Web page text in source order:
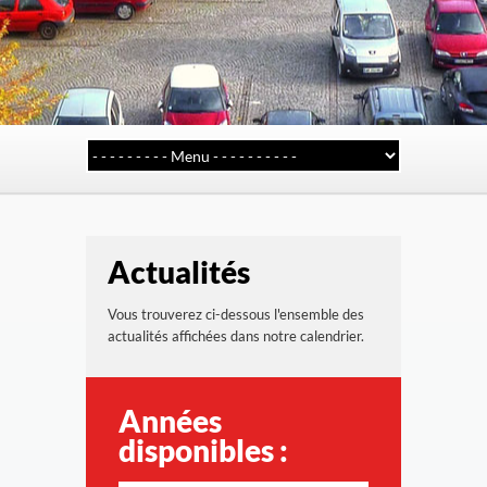
Actualités
Vous trouverez ci-dessous l'ensemble des
actualités affichées dans notre calendrier.
Années
disponibles :